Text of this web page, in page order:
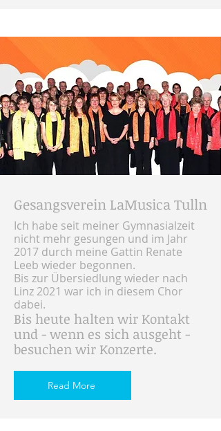
Gesangsverein LaMusica Tulln
Ich habe seit meiner Gymnasialzeit
nicht mehr gesungen und im Jahr
2017 durch meine Gattin Renate
Leeb wieder begonnen.
Bis zur Übersiedlung wieder nach
Linz 2021 war ich in diesem Chor
dabei.
Bis heute halten wir Kontakt
und - wenn es sich ausgeht -
besuchen wir Konzerte.
Read More